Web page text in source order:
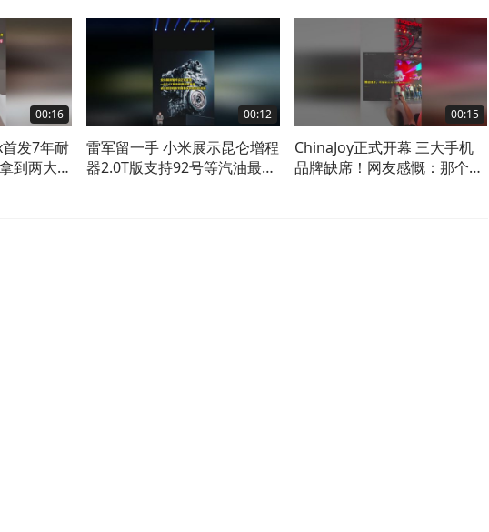
00:16
发7年耐
到两大权
00:12
雷军留一手 小米展示昆仑增程
器2.0T版支持92号等汽油最大
00:15
ChinaJoy正式开幕 三大手机
品牌缺席！网友感慨：那个热